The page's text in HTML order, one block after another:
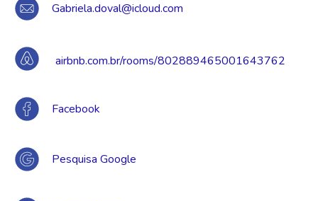
Gabriela.doval@icloud.com
airbnb.com.br/rooms/802889465001643762
Facebook
Pesquisa Google